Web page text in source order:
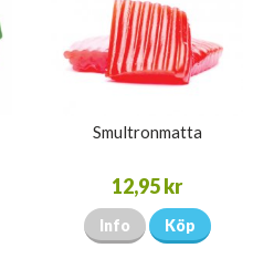
Smultronmatta
12,95 kr
Info Köp